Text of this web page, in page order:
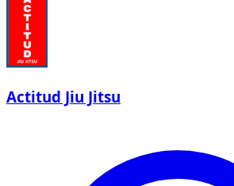
Actitud Jiu Jitsu